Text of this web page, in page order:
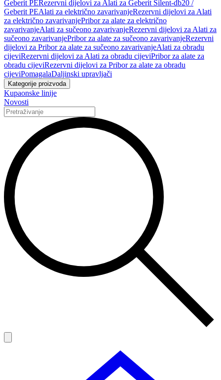
Geberit PERezervni dijelovi za Alati za Geberit Silent-db20 /
Geberit PEAlati za električno zavarivanjeRezervni dijelovi za Alati
za električno zavarivanjePribor za alate za električno
zavarivanjeAlati za sučeono zavarivanjeRezervni dijelovi za Alati za
sučeono zavarivanjePribor za alate za sučeono zavarivanjeRezervni
dijelovi za Pribor za alate za sučeono zavarivanjeAlati za obradu
cijeviRezervni dijelovi za Alati za obradu cijeviPribor za alate za
obradu cijeviRezervni dijelovi za Pribor za alate za obradu
cijeviPomagalaDaljinski upravljači
Kategorije proizvoda
Kupaonske linije
Novosti